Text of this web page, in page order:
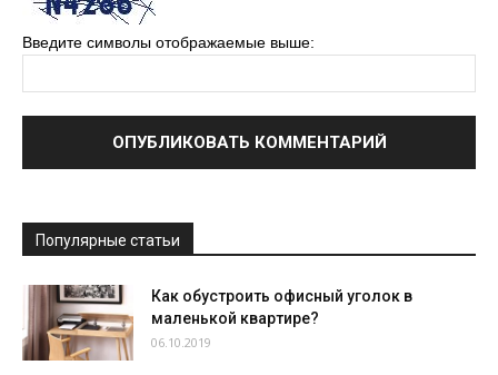
Введите символы отображаемые выше:
Популярные статьи
Как обустроить офисный уголок в
маленькой квартире?
06.10.2019